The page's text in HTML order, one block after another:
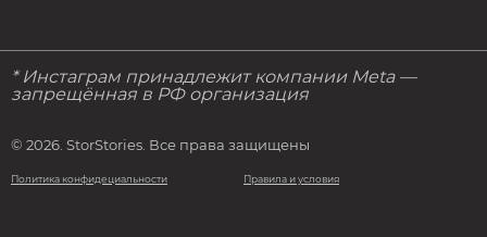
* Инстаграм принадлежит компании Meta —
запрещённая в РФ организация
© 2026. StorStories. Все права защищены
Политика конфидециальности Правила и условия